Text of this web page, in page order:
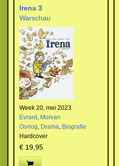
Irena 3
Warschau
Week 20, mei 2023
Evrard , Morvan
Oorlog, Drama, Biografie
Hardcover
€ 19,95